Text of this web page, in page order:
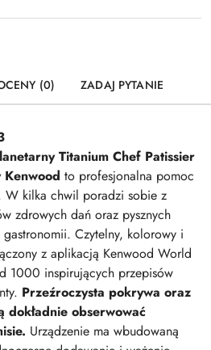
(0) ZADAJ PYTANIE
Titanium Chef Patissier
to profesjonalna pomoc
W kilka chwil poradzi sobie z
zdrowych dań oraz pysznych
Czytelny, kolorowy i
z aplikacją Kenwood World
1000 inspirujących przepisów
Przeźroczysta pokrywa oraz
dokładnie obserwować
Urządzenie ma wbudowaną